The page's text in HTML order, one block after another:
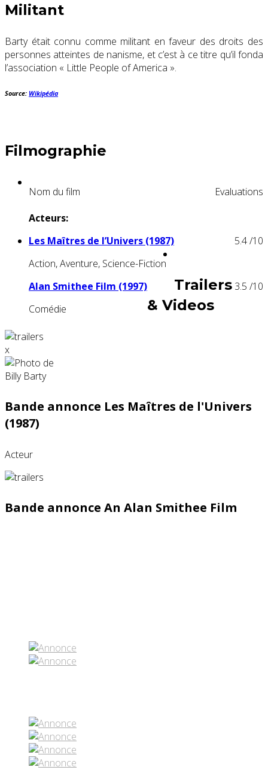
Militant
Barty était connu comme militant en faveur des droits des
personnes atteintes de nanisme, et c’est à ce titre qu’il fonda
l’association « Little People of America ».
Source: Wikipédia
Filmographie
Nom du film
Evaluations
Acteurs:
Les Maîtres de l’Univers (1987)
Action, Aventure, Science-Fiction
5.4/10
Alan Smithee Film (1997)
Comédie
3.5 /10
Trailers
& Videos
x
Bande annonce Les Maîtres de l'Univers
(1987)
Acteur
Bande annonce An Alan Smithee Film